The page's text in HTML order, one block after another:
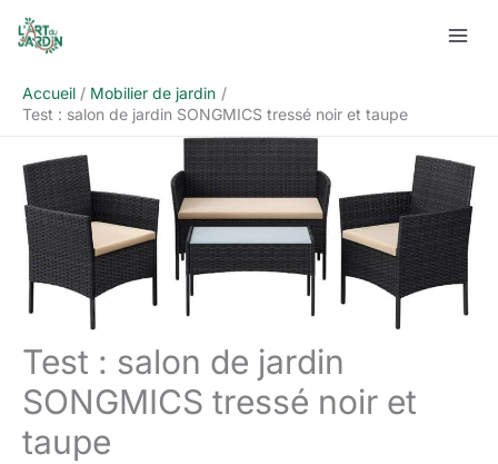
Aller
Accueil
Mobilier de jardin
Test : salon de jardin SONGMICS tressé noir et taupe
Test : salon de jardin
SONGMICS tressé noir et
taupe
Rechercher